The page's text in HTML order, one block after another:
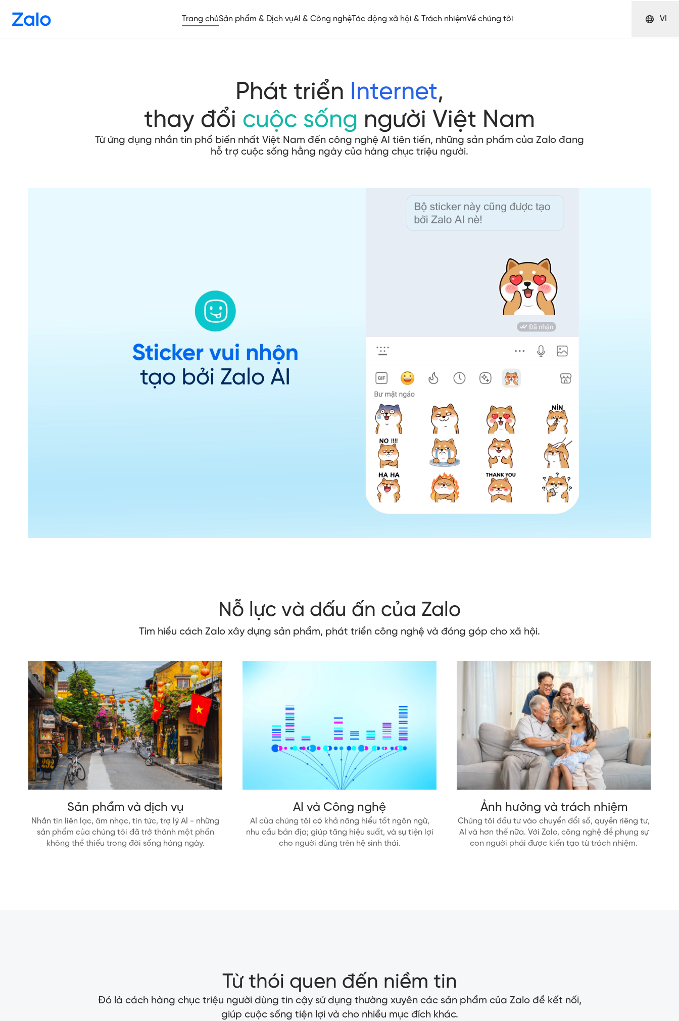
Trang chủSản phẩm & Dịch vụAI & Công nghệTác động xã hội & Trách nhiệmVề chúng tôi VI
Phát triển Internet,
thay đổi cuộc sống người Việt Nam
Từ ứng dụng nhắn tin phổ biến nhất Việt Nam đến công nghệ AI tiên tiến, những sản phẩm của Zalo đang
hỗ trợ cuộc sống hằng ngày của hàng chục triệu người.
Nỗ lực và dấu ấn của Zalo
Tìm hiểu cách Zalo xây dựng sản phẩm, phát triển công nghệ và đóng góp cho xã hội.
Sản phẩm và dịch vụ
Nhắn tin liên lạc, âm nhạc, tin tức, trợ lý AI - những
sản phẩm của chúng tôi đã trở thành một phần
không thể thiếu trong đời sống hàng ngày.
AI và Công nghệ
AI của chúng tôi có khả năng hiểu tốt ngôn ngữ,
nhu cầu bản địa; giúp tăng hiệu suất, và sự tiện lợi
cho người dùng trên hệ sinh thái.
Ảnh hưởng và trách nhiệm
Chúng tôi đầu tư vào chuyển đổi số, quyền riêng tư,
AI và hơn thế nữa. Với Zalo, công nghệ để phụng sự
con người phải được kiến tạo từ trách nhiệm.
Từ thói quen đến niềm tin
Đó là cách hàng chục triệu người dùng tin cậy sử dụng thường xuyên các sản phẩm của Zalo để kết nối,
giúp cuộc sống tiện lợi và cho nhiều mục đích khác.